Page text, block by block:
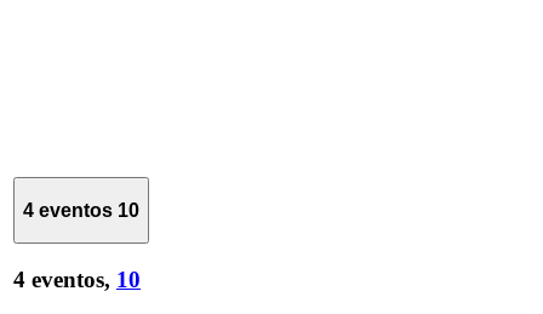
4 eventos 10
4 eventos, 10